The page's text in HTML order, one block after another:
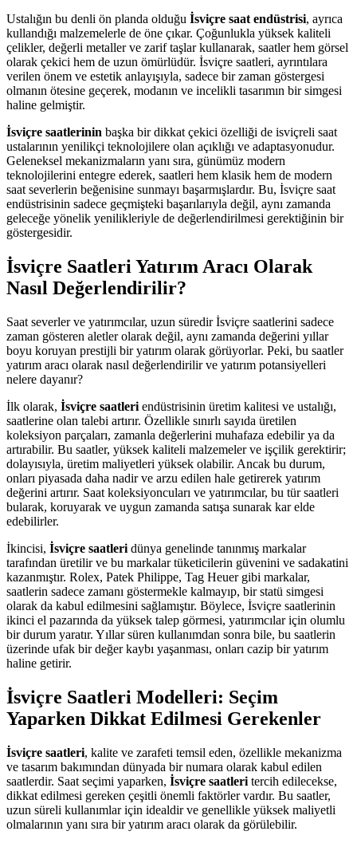
Ustalığın bu denli ön planda olduğu İsviçre saat endüstrisi, ayrıca
kullandığı malzemelerle de öne çıkar. Çoğunlukla yüksek kaliteli
çelikler, değerli metaller ve zarif taşlar kullanarak, saatler hem görsel
olarak çekici hem de uzun ömürlüdür. İsviçre saatleri, ayrıntılara
verilen önem ve estetik anlayışıyla, sadece bir zaman göstergesi
olmanın ötesine geçerek, modanın ve incelikli tasarımın bir simgesi
haline gelmiştir.
İsviçre saatlerinin başka bir dikkat çekici özelliği de isviçreli saat
ustalarının yenilikçi teknolojilere olan açıklığı ve adaptasyonudur.
Geleneksel mekanizmaların yanı sıra, günümüz modern
teknolojilerini entegre ederek, saatleri hem klasik hem de modern
saat severlerin beğenisine sunmayı başarmışlardır. Bu, İsviçre saat
endüstrisinin sadece geçmişteki başarılarıyla değil, aynı zamanda
geleceğe yönelik yenilikleriyle de değerlendirilmesi gerektiğinin bir
göstergesidir.
İsviçre Saatleri Yatırım Aracı Olarak
Nasıl Değerlendirilir?
Saat severler ve yatırımcılar, uzun süredir İsviçre saatlerini sadece
zaman gösteren aletler olarak değil, aynı zamanda değerini yıllar
boyu koruyan prestijli bir yatırım olarak görüyorlar. Peki, bu saatler
yatırım aracı olarak nasıl değerlendirilir ve yatırım potansiyelleri
nelere dayanır?
İlk olarak, İsviçre saatleri endüstrisinin üretim kalitesi ve ustalığı,
saatlerine olan talebi artırır. Özellikle sınırlı sayıda üretilen
koleksiyon parçaları, zamanla değerlerini muhafaza edebilir ya da
artırabilir. Bu saatler, yüksek kaliteli malzemeler ve işçilik gerektirir;
dolayısıyla, üretim maliyetleri yüksek olabilir. Ancak bu durum,
onları piyasada daha nadir ve arzu edilen hale getirerek yatırım
değerini artırır. Saat koleksiyoncuları ve yatırımcılar, bu tür saatleri
bularak, koruyarak ve uygun zamanda satışa sunarak kar elde
edebilirler.
İkincisi, İsviçre saatleri dünya genelinde tanınmış markalar
tarafından üretilir ve bu markalar tüketicilerin güvenini ve sadakatini
kazanmıştır. Rolex, Patek Philippe, Tag Heuer gibi markalar,
saatlerin sadece zamanı göstermekle kalmayıp, bir statü simgesi
olarak da kabul edilmesini sağlamıştır. Böylece, İsviçre saatlerinin
ikinci el pazarında da yüksek talep görmesi, yatırımcılar için olumlu
bir durum yaratır. Yıllar süren kullanımdan sonra bile, bu saatlerin
üzerinde ufak bir değer kaybı yaşanması, onları cazip bir yatırım
haline getirir.
İsviçre Saatleri Modelleri: Seçim
Yaparken Dikkat Edilmesi Gerekenler
İsviçre saatleri, kalite ve zarafeti temsil eden, özellikle mekanizma
ve tasarım bakımından dünyada bir numara olarak kabul edilen
saatlerdir. Saat seçimi yaparken, İsviçre saatleri tercih edilecekse,
dikkat edilmesi gereken çeşitli önemli faktörler vardır. Bu saatler,
uzun süreli kullanımlar için idealdir ve genellikle yüksek maliyetli
olmalarının yanı sıra bir yatırım aracı olarak da görülebilir.